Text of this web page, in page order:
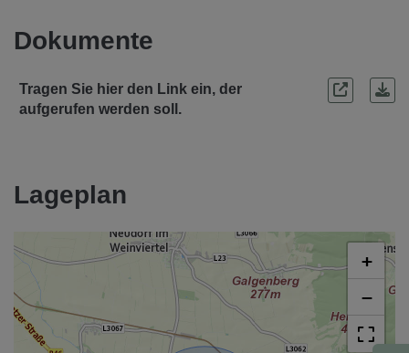
Dokumente
Tragen Sie hier den Link ein, der
aufgerufen werden soll.
Lageplan
+
−